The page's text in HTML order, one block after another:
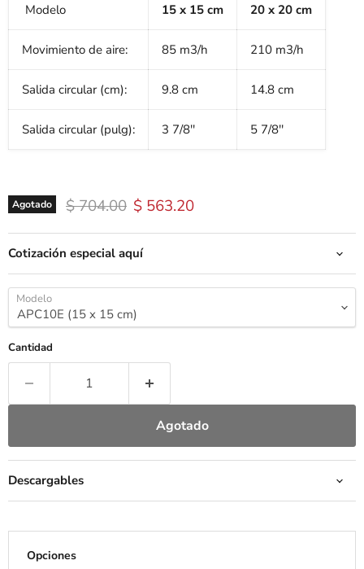
Modelo 15 x 15 cm 20 x 20 cm
Movimiento de aire: 85 m3/h 210 m3/h
Salida circular (cm): 9.8 cm 14.8 cm
Salida circular (pulg): 3 7/8'' 5 7/8''
Agotado Precio original
$ 704.00 Precio actual
$ 563.20
Cotización especial aquí
Modelo
Cantidad
Agotado
Descargables
Opciones